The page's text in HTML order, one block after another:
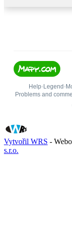
Vytvořil WRS -
s.r.o.